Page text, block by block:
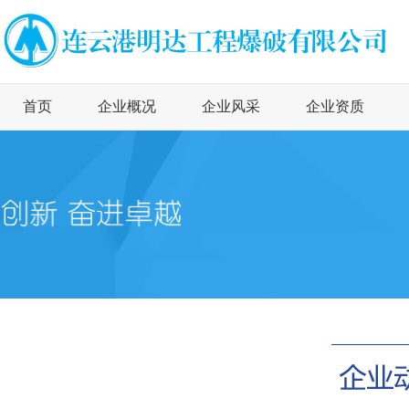
首页 企业概况 企业风采 企业资质